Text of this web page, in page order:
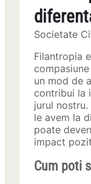
Societate
Filantropia
un mod de
contribui la
jurul
le avem la
poate
impact
Cum poti